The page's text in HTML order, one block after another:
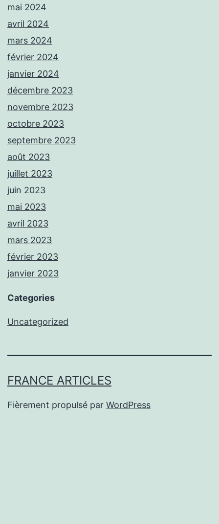
mai 2024
avril 2024
mars 2024
février 2024
janvier 2024
décembre 2023
novembre 2023
octobre 2023
septembre 2023
août 2023
juillet 2023
juin 2023
mai 2023
avril 2023
mars 2023
février 2023
janvier 2023
Categories
Uncategorized
FRANCE ARTICLES
Fièrement propulsé par WordPress